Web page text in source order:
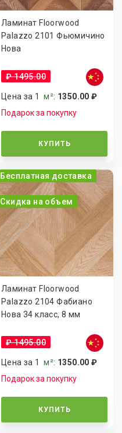
Ламинат Floorwood
Palazzo 2101 Фьюмичино
Нова
₽ 1495.00
Цена за 1м²: 1350.00 ₽
Подарок за покупку
КУПИТЬ
Бесплатная доставка
Скидка на объем
Ламинат Floorwood
Palazzo 2104 Фабиано
Нова 34 класс, 8 мм
₽ 1495.00
Цена за 1м²: 1350.00 ₽
Подарок за покупку
КУПИТЬ